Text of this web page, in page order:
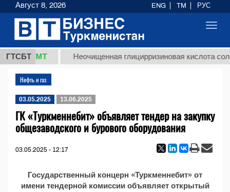
ГТСБТ
37,8 ТМТ Неочищенная глицирризиновая кислота
Нефть и газ
03.05.2025 13.06.2025
ГК «Туркменнебит» объявляет тендер на закупку
общезаводского и бурового оборудования
03.05.2025 - 12:17
Государственный концерн «Туркменнебит» от
имени тендерной комиссии объявляет открытый
Август 8, 2026 ENG TM РУС